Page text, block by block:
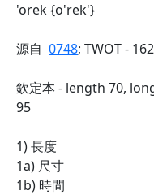
'orek {o'rek'}
源自 0748; TWOT -
欽定本 - length 70,
95
1) 長度
1a) 尺寸
1b) 時間